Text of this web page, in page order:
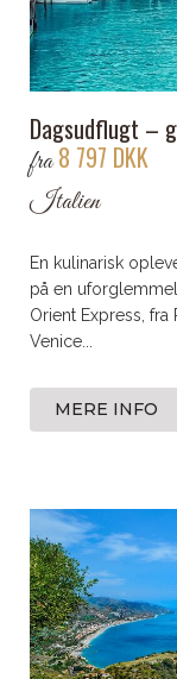
Dagsudflugt –
fra8 797 DKK
Italien
En kulinarisk
på en
Orient Express,
Venice...
MERE INFO